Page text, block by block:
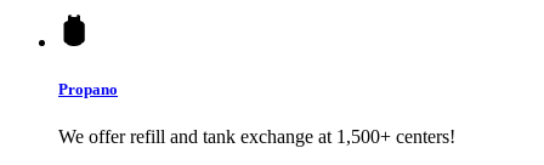
Propano
We offer refill and tank exchange at 1,500+ centers!